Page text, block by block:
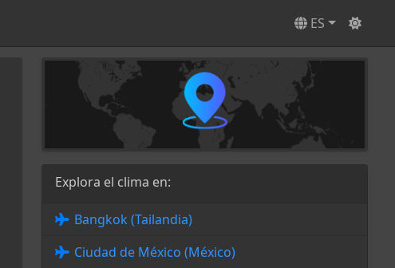
ES
Explora el clima en:
Bangkok (Tailandia)
Ciudad de México (México)